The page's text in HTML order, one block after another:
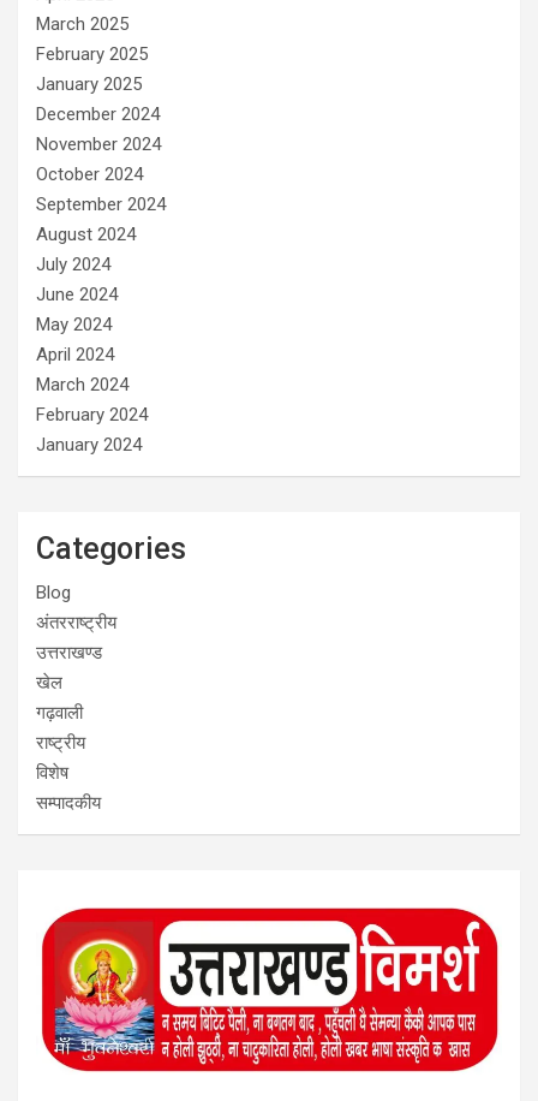
March 2025
February 2025
January 2025
December 2024
November 2024
October 2024
September 2024
August 2024
July 2024
June 2024
May 2024
April 2024
March 2024
February 2024
January 2024
Categories
Blog
अंतरराष्ट्रीय
उत्तराखण्ड
खेल
गढ़वाली
राष्ट्रीय
विशेष
सम्पादकीय